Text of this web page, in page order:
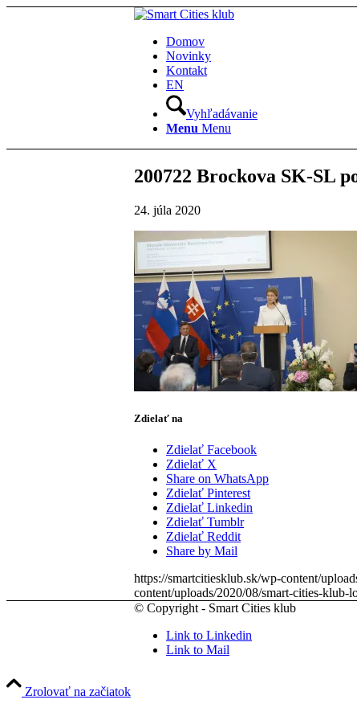
Domov
Novinky
Kontakt
EN
Vyhľadávanie
Menu Menu
200722 Brockova SK-SL
24. júla 2020
Zdielať na
Zdielať Facebook
Zdielať X
Share on WhatsApp
Zdielať Pinterest
Zdielať Linkedin
Zdielať Tumblr
Zdielať Reddit
Share by Mail
https://smartcitiesklub.sk/wp-content/
content/uploads/2020/08/smart-cities-klub-
© Copyright - Smart Cities klub
Link to Linkedin
Link to Mail
Zrolovať na začiatok